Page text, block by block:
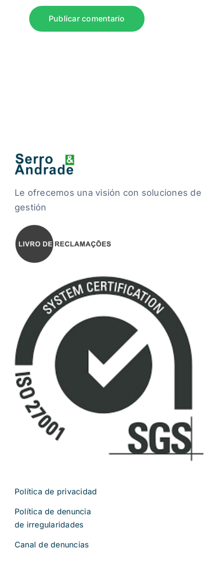
Le ofrecemos una visión con soluciones de
gestión
Política de privacidad
Política de denuncia
de irregularidades
Canal de denuncias